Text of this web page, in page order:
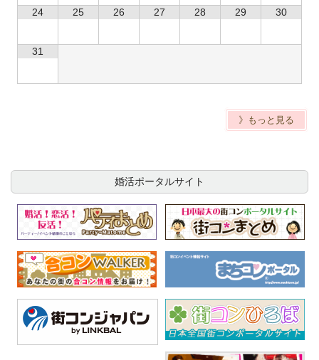
24 25 26 27 28 29 30
31
》もっと見る
婚活ポータルサイト